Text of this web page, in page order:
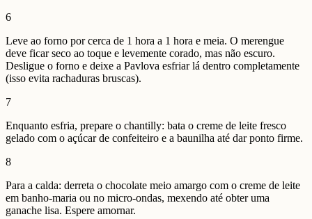
6
Leve ao forno por cerca de 1 hora a 1 hora e meia. O merengue
deve ficar seco ao toque e levemente corado, mas não escuro.
Desligue o forno e deixe a Pavlova esfriar lá dentro completamente
(isso evita rachaduras bruscas).
7
Enquanto esfria, prepare o chantilly: bata o creme de leite fresco
gelado com o açúcar de confeiteiro e a baunilha até dar ponto firme.
8
Para a calda: derreta o chocolate meio amargo com o creme de leite
em banho-maria ou no micro-ondas, mexendo até obter uma
ganache lisa. Espere amornar.